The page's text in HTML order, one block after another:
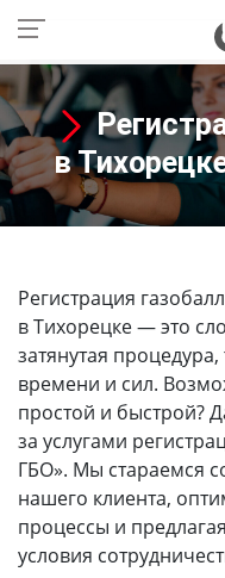
в
Регистрация
в Тихорецке— это
затянутая
времени и сил.
простой и быстрой?
за услугами
ГБО». Мы стараемся
нашего клиента,
процессы и
условия